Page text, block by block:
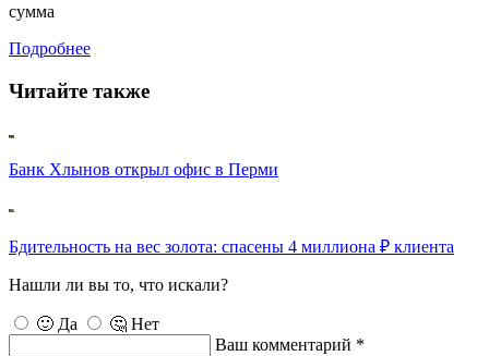
сумма
Подробнее
Читайте также
Банк Хлынов открыл офис в Перми
Бдительность на вес золота: спасены 4 миллиона ₽ клиента
Нашли ли вы то, что искали?
🙂 Да
🤔 Нет
Ваш комментарий *